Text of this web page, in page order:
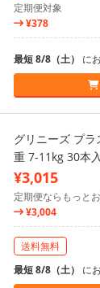
定期便対象
¥378
最短 8/8（土） に
グリニーズ プ
重 7-11kg 30本入
¥3,015
定期便ならもっと
¥3,004
送料無料
最短 8/8（土） に